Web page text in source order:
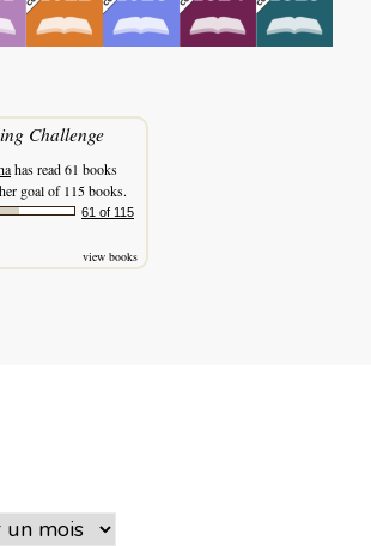
Challenge
has read 61 books
goal of 115 books.
61 of 115
view books